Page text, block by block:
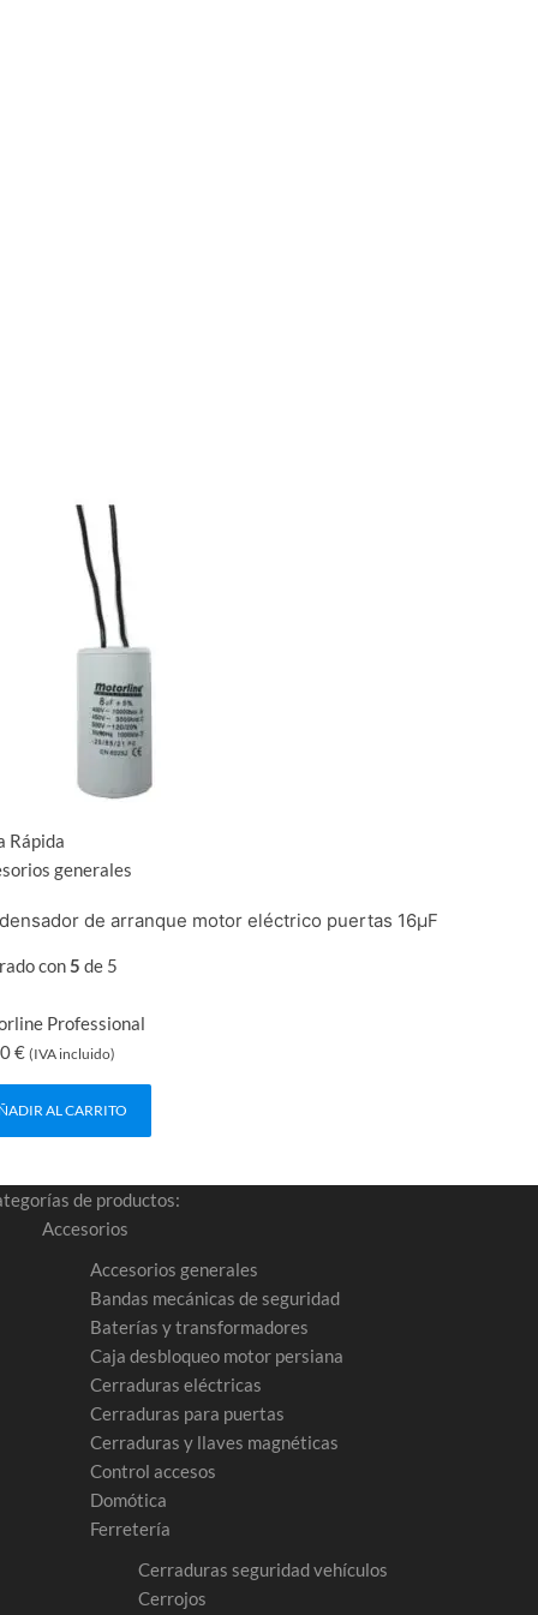
Rápida
generales
de arranque motor eléctrico puertas 16μF
con5 de 5
Professional
€ (IVA incluido)
AL CARRITO
de productos:
Accesorios
Accesorios generales
Bandas mecánicas de seguridad
Baterías y transformadores
Caja desbloqueo motor persiana
Cerraduras eléctricas
Cerraduras para puertas
Cerraduras y llaves magnéticas
Control accesos
Domótica
Ferretería
Cerraduras seguridad vehículos
Cerrojos